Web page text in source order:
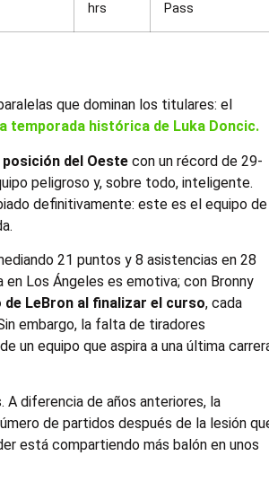
hrs
Pass
que dominan los titulares: el
temporada histórica de Luka Doncic.
del Oeste con un récord de 29-
peligroso y, sobre todo, inteligente.
definitivamente: este es el equipo de
21 puntos y 8 asistencias en 28
Los Ángeles es emotiva; con Bronny
LeBron al finalizar el curso, cada
embargo, la falta de tiradores
un equipo que aspira a una última
A diferencia de años anteriores, la
de partidos después de la lesión
está compartiendo más balón en unos